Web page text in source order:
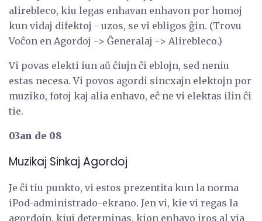
alirebleco, kiu legas enhavan enhavon por homoj
kun vidaj difektoj - uzos, se vi ebligos ĝin. (Trovu
Voĉon en Agordoj -> Ĝeneralaj -> Alirebleco.)
Vi povas elekti iun aŭ ĉiujn ĉi eblojn, sed neniu
estas necesa. Vi povos agordi sincxajn elektojn por
muziko, fotoj kaj alia enhavo, eĉ ne vi elektas ilin ĉi
tie.
03an de 08
Muzikaj Sinkaj Agordoj
Je ĉi tiu punkto, vi estos prezentita kun la norma
iPod-administrado-ekrano. Jen vi, kie vi regas la
agordojn, kiuj determinas, kion enhavo iros al via